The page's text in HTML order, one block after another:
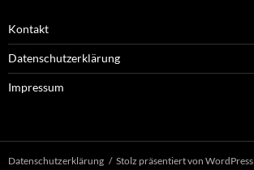
Kontakt
Datenschutzerklärung
Impressum
Datenschutzerklärung Stolz präsentiert von WordPress